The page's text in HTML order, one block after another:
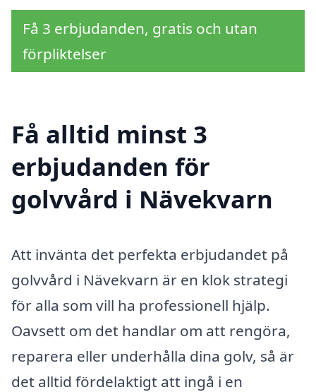
Få 3 erbjudanden, gratis och utan
förpliktelser
Få alltid minst 3
erbjudanden för
golvvård i Nävekvarn
Att invänta det perfekta erbjudandet på
golvvård i Nävekvarn är en klok strategi
för alla som vill ha professionell hjälp.
Oavsett om det handlar om att rengöra,
reparera eller underhålla dina golv, så är
det alltid fördelaktigt att ingå i en